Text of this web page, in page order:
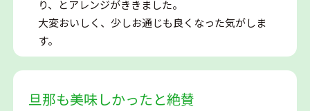
り、とアレンジがききました。
大変おいしく、少しお通じも良くなった気がしま
す。
旦那も美味しかったと絶賛